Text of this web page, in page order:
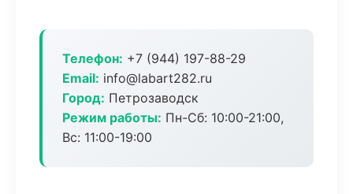
Телефон: +7 (944) 197-88-29
Email: info@labart282.ru
Город: Петрозаводск
Режим работы: Пн-Сб: 10:00-21:00,
Вс: 11:00-19:00